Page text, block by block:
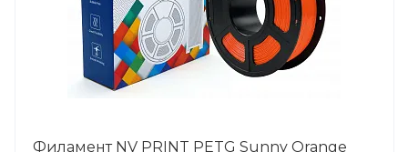
Филамент NV PRINT PETG Sunny Orange